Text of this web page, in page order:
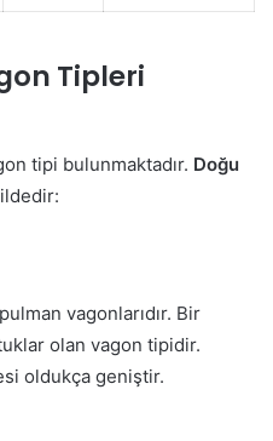
Tipleri
tipi bulunmaktadır. Doğu
vagonlarıdır. Bir
olan vagon tipidir.
oldukça geniştir.